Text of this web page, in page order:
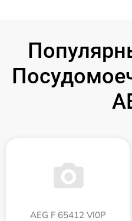
AEG F 65412 VI0P